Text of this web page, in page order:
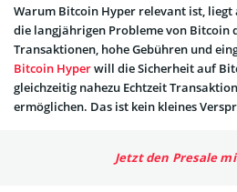
Warum Bitcoin Hyper relevant ist, liegt
die langjährigen Probleme von Bitcoin
Transaktionen, hohe Gebühren und
Bitcoin Hyperwill die Sicherheit auf
gleichzeitig nahezu Echtzeit
ermöglichen. Das ist kein kleines
Jetzt den Presale